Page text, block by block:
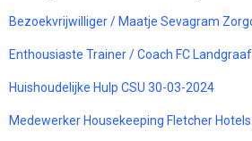
Bezoekvrijwilliger / Maatje Sevagram
Enthousiaste Trainer / Coach FC
Huishoudelijke Hulp CSU 30-03-2024
Medewerker Housekeeping Fletcher